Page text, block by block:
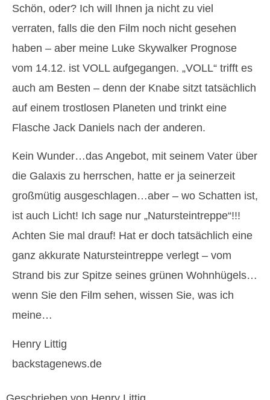
Schön, oder? Ich will Ihnen ja nicht zu viel
verraten, falls die den Film noch nicht gesehen
haben – aber meine Luke Skywalker Prognose
vom 14.12. ist VOLL aufgegangen. „VOLL“ trifft es
auch am Besten – denn der Knabe sitzt tatsächlich
auf einem trostlosen Planeten und trinkt eine
Flasche Jack Daniels nach der anderen.
Kein Wunder…das Angebot, mit seinem Vater über
die Galaxis zu herrschen, hatte er ja seinerzeit
großmütig ausgeschlagen…aber – wo Schatten ist,
ist auch Licht! Ich sage nur „Natursteintreppe“!!!
Achten Sie mal drauf! Hat er doch tatsächlich eine
ganz akkurate Natursteintreppe verlegt – vom
Strand bis zur Spitze seines grünen Wohnhügels…
wenn Sie den Film sehen, wissen Sie, was ich
meine…
Henry Littig
backstagenews.de